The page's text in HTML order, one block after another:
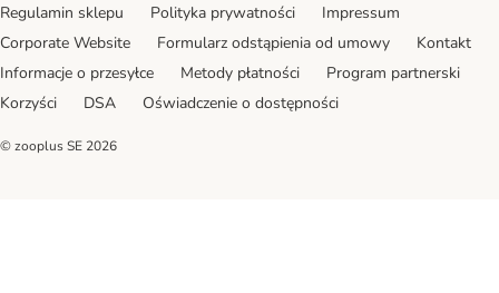
Regulamin sklepu
Polityka prywatności
Impressum
Corporate Website
Formularz odstąpienia od umowy
Kontakt
Informacje o przesyłce
Metody płatności
Program partnerski
Korzyści
DSA Oświadczenie o dostępności
© zooplus SE 2026